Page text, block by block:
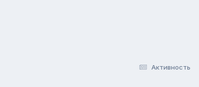
Активность